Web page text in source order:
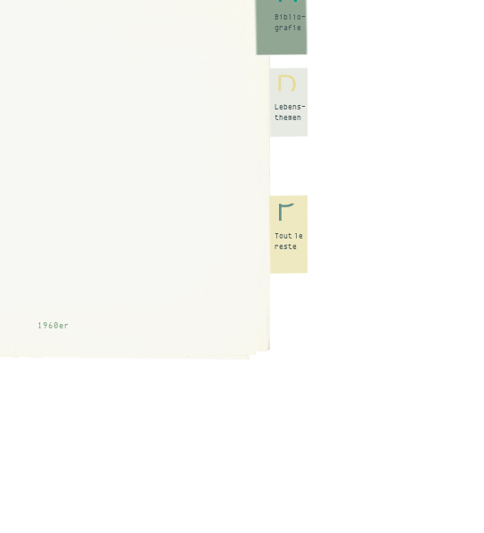
1960er
Biblio-
grafie
Lebens-
themen
Tout le
reste